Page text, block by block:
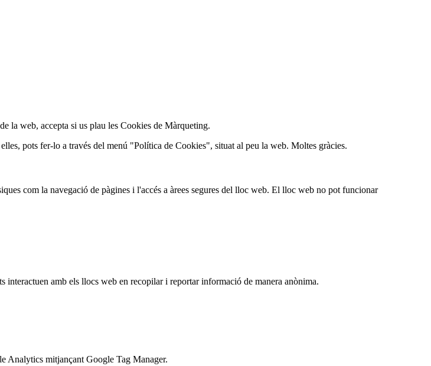
la web, accepta si us plau les Cookies de Màrqueting.
pots fer-lo a través del menú "Política de Cookies", situat al peu la web. Moltes gràcies.
com la navegació de pàgines i l'accés a àrees segures del lloc web. El lloc web no pot funcionar
amb els llocs web en recopilar i reportar informació de manera anònima.
Analytics mitjançant Google Tag Manager.